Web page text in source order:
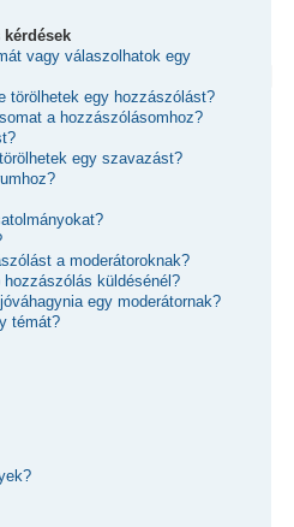
kérdések
vagy válaszolhatok egy
törölhetek egy hozzászólást?
a hozzászólásomhoz?
egy szavazást?
a moderátoroknak?
hozzászólás küldésénél?
egy moderátornak?
témát?